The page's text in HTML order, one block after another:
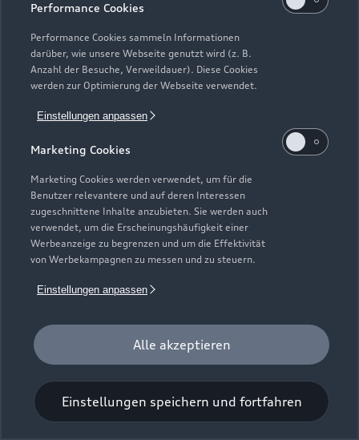
Performance Cookies
Performance Cookies sammeln Informationen
darüber, wie unsere Webseite genutzt wird (z. B.
Anzahl der Besuche, Verweildauer). Diese Cookies
werden zur Optimierung der Webseite verwendet.
Einstellungen anpassen
Marketing Cookies
Marketing Cookies werden verwendet, um für die
Benutzer relevantere und auf deren Interessen
zugeschnittene Inhalte anzubieten. Sie werden auch
verwendet, um die Erscheinungshäufigkeit einer
Werbeanzeige zu begrenzen und um die Effektivität
von Werbekampagnen zu messen und zu steuern.
Einstellungen anpassen
Alle akzeptieren
Einstellungen speichern und fortfahren
Universal-Reinigungstuch
Für einen glänzenden Eindruck.
Zur Audi Shopping World